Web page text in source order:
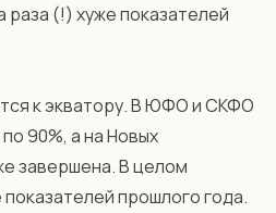
раза (!) хуже показателей
к экватору. В ЮФО и СКФО
90%, а на Новых
завершена. В целом
прошлого года.